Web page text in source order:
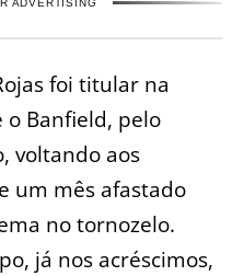
ADVERTISING
foi titular na
o Banfield, pelo
voltando aos
um mês afastado
no tornozelo.
já nos acréscimos,